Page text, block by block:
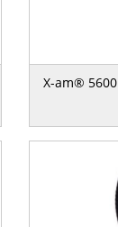
X-am® 5600